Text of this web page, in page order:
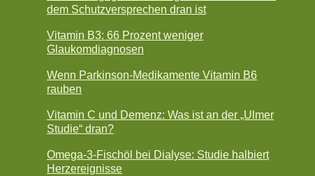
dem Schutzversprechen dran ist
Vitamin B3: 66 Prozent weniger
Glaukomdiagnosen
Wenn Parkinson-Medikamente Vitamin B6
rauben
Vitamin C und Demenz: Was ist an der „Ulmer
Studie“ dran?
Omega-3-Fischöl bei Dialyse: Studie halbiert
Herzereignisse